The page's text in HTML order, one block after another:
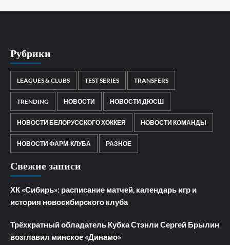
Рубрики
LEAGUES & CLUBS TEST SERIES TRANSFERS
TRENDING НОВОСТИ НОВОСТИ ДЮСШ
НОВОСТИ БЕЛОРУССКОГО ХОККЕЯ НОВОСТИ КОМАНДЫ
НОВОСТИ ФАРМ-КЛУБА РАЗНОЕ
Свежие записи
ХК «Сибирь»: расписание матчей, календарь игр и
история новосибирского клуба
Трёхкратный обладатель Кубка Стэнли Сергей Брылин
возглавил минское «Динамо»